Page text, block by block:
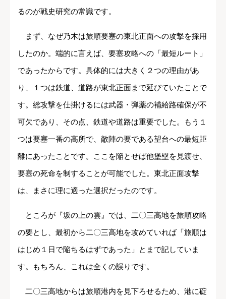
るのが戦史研究の常識です。
まず、なぜ乃木は旅順要塞の東北正面への攻撃を採用
したのか。端的に言えば、要塞攻略への「最短ルート」
であったからです。具体的には大きく２つの理由があ
り、１つは鉄道、道路が東北正面まで延びていたことで
す。総攻撃を仕掛けるには武器・弾薬の補給路確保が不
可欠であり、その点、鉄道や道路は重要でした。もう１
つは要塞一番の高所で、敵陣の要である望台への最短距
離にあったことです。ここを陥とせば他堡塁を見渡せ、
要塞の死命を制することが可能でした。東北正面攻撃
は、まさに理に適った選択だったのです。
ところが『坂の上の雲』では、二〇三高地を旅順攻略
の要とし、最初から二〇三高地を攻めていれば「旅順は
はじめ１日で陥ちるはずであった」とまで記していま
す。もちろん、これは全くの誤りです。
二〇三高地からは旅順港内を見下ろせるため、港に碇